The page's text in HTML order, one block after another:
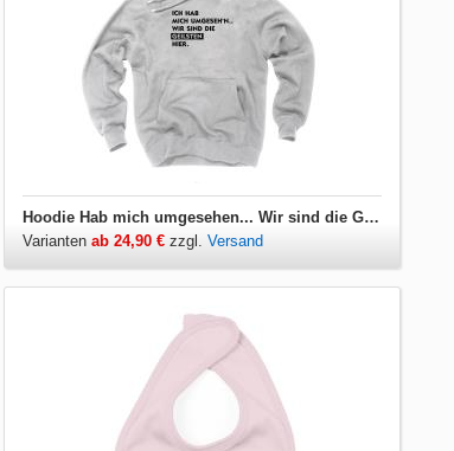
Hoodie Hab mich umgesehen... Wir sind die Geilsten hier
Variantenab 24,90 € zzgl.Versand